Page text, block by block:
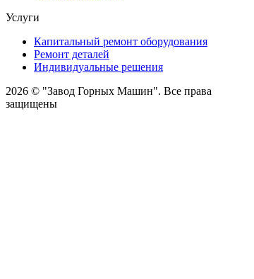
Услуги
Капитальный ремонт оборудования
Ремонт деталей
Индивидуальные решения
2026 © "Завод Горных Машин". Все права
защищены